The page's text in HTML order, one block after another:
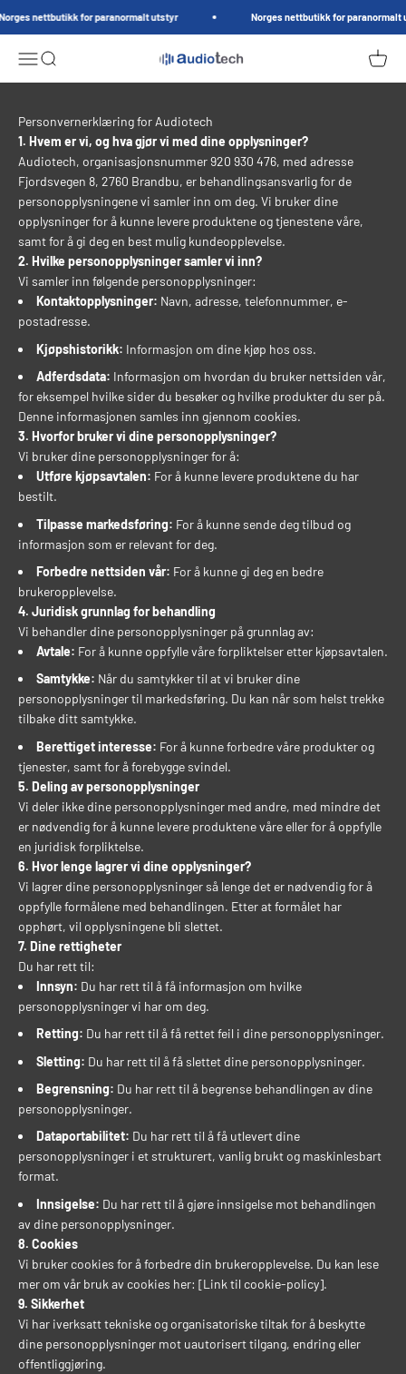
nettbutikk for paranormalt utstyr Norges nettbutikk for paranormalt
MenySøk AudioTech.no
Personvernerklæring for Audiotech
1. Hvem er vi, og hva gjør vi med dine opplysninger?
Audiotech, organisasjonsnummer 920 930 476, med adresse
Fjordsvegen 8, 2760 Brandbu, er behandlingsansvarlig for de
personopplysningene vi samler inn om deg. Vi bruker dine
opplysninger for å kunne levere produktene og tjenestene våre,
samt for å gi deg en best mulig kundeopplevelse.
2. Hvilke personopplysninger samler vi inn?
Vi samler inn følgende personopplysninger:
Kontaktopplysninger: Navn, adresse, telefonnummer, e-
postadresse.
Kjøpshistorikk: Informasjon om dine kjøp hos oss.
Adferdsdata: Informasjon om hvordan du bruker nettsiden vår,
for eksempel hvilke sider du besøker og hvilke produkter du ser på.
Denne informasjonen samles inn gjennom cookies.
3. Hvorfor bruker vi dine personopplysninger?
Vi bruker dine personopplysninger for å:
Utføre kjøpsavtalen: For å kunne levere produktene du har
bestilt.
Tilpasse markedsføring: For å kunne sende deg tilbud og
informasjon som er relevant for deg.
Forbedre nettsiden vår: For å kunne gi deg en bedre
brukeropplevelse.
4. Juridisk grunnlag for behandling
Vi behandler dine personopplysninger på grunnlag av:
Avtale: For å kunne oppfylle våre forpliktelser etter kjøpsavtalen.
Samtykke: Når du samtykker til at vi bruker dine
personopplysninger til markedsføring. Du kan når som helst trekke
tilbake ditt samtykke.
Berettiget interesse: For å kunne forbedre våre produkter og
tjenester, samt for å forebygge svindel.
5. Deling av personopplysninger
Vi deler ikke dine personopplysninger med andre, med mindre det
er nødvendig for å kunne levere produktene våre eller for å oppfylle
en juridisk forpliktelse.
6. Hvor lenge lagrer vi dine opplysninger?
Vi lagrer dine personopplysninger så lenge det er nødvendig for å
oppfylle formålene med behandlingen. Etter at formålet har
opphørt, vil opplysningene bli slettet.
7. Dine rettigheter
Du har rett til:
Innsyn: Du har rett til å få informasjon om hvilke
personopplysninger vi har om deg.
Retting: Du har rett til å få rettet feil i dine personopplysninger.
Sletting: Du har rett til å få slettet dine personopplysninger.
Begrensning: Du har rett til å begrense behandlingen av dine
personopplysninger.
Dataportabilitet: Du har rett til å få utlevert dine
personopplysninger i et strukturert, vanlig brukt og maskinlesbart
format.
Innsigelse: Du har rett til å gjøre innsigelse mot behandlingen
av dine personopplysninger.
8. Cookies
Vi bruker cookies for å forbedre din brukeropplevelse. Du kan lese
mer om vår bruk av cookies her: [Link til cookie-policy].
9. Sikkerhet
Vi har iverksatt tekniske og organisatoriske tiltak for å beskytte
dine personopplysninger mot uautorisert tilgang, endring eller
offentliggjøring.